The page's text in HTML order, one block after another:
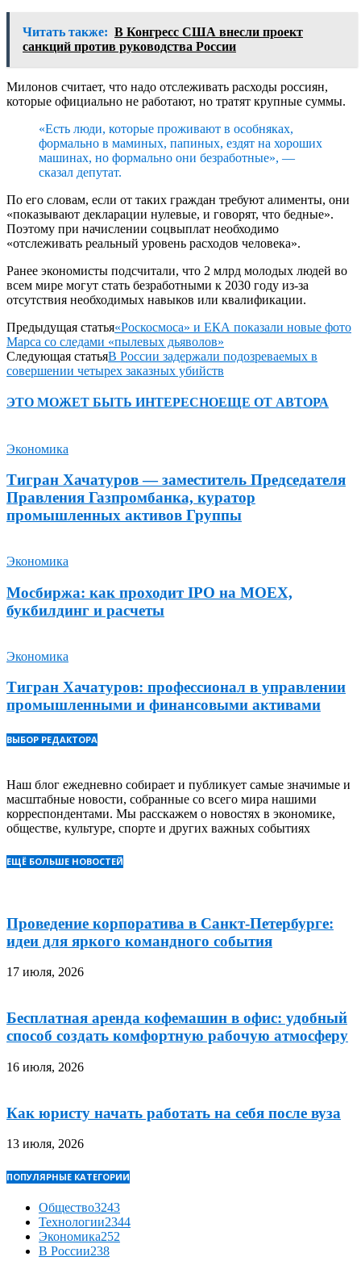
Читать также: В Конгресс США внесли проект
санкций против руководства России
Милонов считает, что надо отслеживать расходы россиян,
которые официально не работают, но тратят крупные суммы.
«Есть люди, которые проживают в особняках,
формально в маминых, папиных, ездят на хороших
машинах, но формально они безработные», —
сказал депутат.
По его словам, если от таких граждан требуют алименты, они
«показывают декларации нулевые, и говорят, что бедные».
Поэтому при начислении соцвыплат необходимо
«отслеживать реальный уровень расходов человека».
Ранее экономисты подсчитали, что 2 млрд молодых людей во
всем мире могут стать безработными к 2030 году из-за
отсутствия необходимых навыков или квалификации.
Предыдущая статья«Роскосмоса» и ЕКА показали новые фото
Марса со следами «пылевых дьяволов»
Следующая статьяВ России задержали подозреваемых в
совершении четырех заказных убийств
ЭТО МОЖЕТ БЫТЬ ИНТЕРЕСНОЕЩЕ ОТ АВТОРА
Экономика
Тигран Хачатуров — заместитель Председателя
Правления Газпромбанка, куратор
промышленных активов Группы
Экономика
Мосбиржа: как проходит IPO на MOEX,
букбилдинг и расчеты
Экономика
Тигран Хачатуров: профессионал в управлении
промышленными и финансовыми активами
ВЫБОР РЕДАКТОРА
Наш блог ежедневно собирает и публикует самые значимые и
масштабные новости, собранные со всего мира нашими
корреспондентами. Мы расскажем о новостях в экономике,
обществе, культуре, спорте и других важных событиях
ЕЩЁ БОЛЬШЕ НОВОСТЕЙ
Проведение корпоратива в Санкт-Петербурге:
идеи для яркого командного события
17 июля, 2026
Бесплатная аренда кофемашин в офис: удобный
способ создать комфортную рабочую атмосферу
16 июля, 2026
Как юристу начать работать на себя после вуза
13 июля, 2026
ПОПУЛЯРНЫЕ КАТЕГОРИИ
Общество3243
Технологии2344
Экономика252
В России238